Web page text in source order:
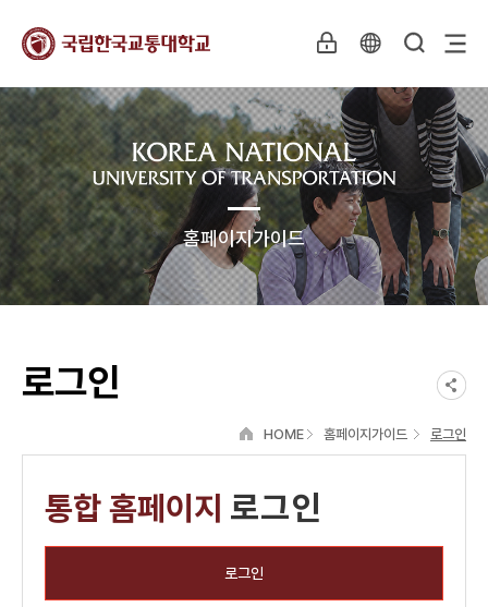
홈페이지가이드
로그인
HOME 홈페이지가이드 로그인
통합 홈페이지 로그인
로그인